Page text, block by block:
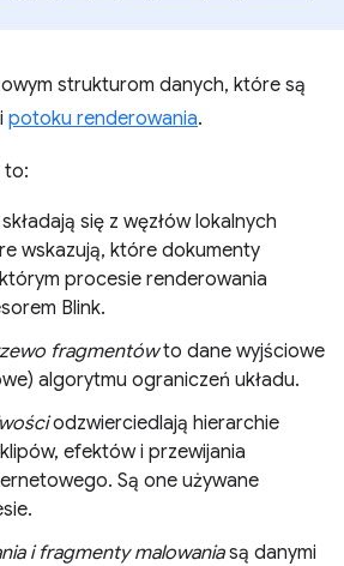
strukturom danych, które są
potoku renderowania.
to:
się z węzłów lokalnych
wskazują, które dokumenty
procesie renderowania
Blink.
fragmentówto dane wyjściowe
algorytmu ograniczeń układu.
odzwierciedlają hierarchie
efektów i przewijania
Są one używane
i fragmenty malowaniasą danymi